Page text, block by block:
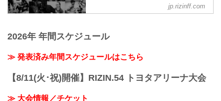
第7試合 ／福田龍彌 vs. NavE
3
第6試合 ／憂也 vs. 洋輔YAMATO
第5試合 ／笠原友希 vs. 元氣
第4試合 ／政所仁 vs. 佐藤執斗
京平（LOSE）
ぎ三角固め）
第15試合／ 皇治 vs. 梅野源治
BACKSTAGE GALLERY の記事一覧 - 格
イジン ファイティング フェデレーショ
いきます。
jp.rizinff.com
2026年 年間スケジュール
≫ 発表済み年間スケジュールはこちら
【8/11(火･祝)開催】RIZIN.54 トヨタアリーナ大会
≫ 大会情報／チケット